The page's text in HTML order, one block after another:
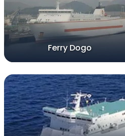
Ferry Dogo